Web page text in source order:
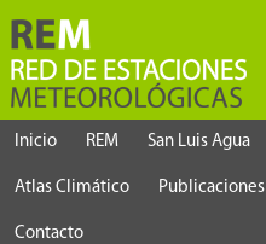
Inicio REM San Luis Agua
Atlas Climático Publicaciones
Contacto